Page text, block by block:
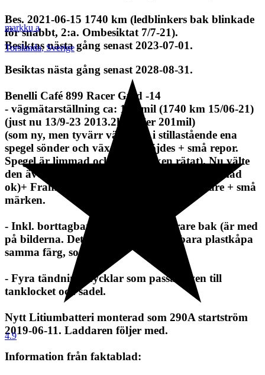
Bes. 2021-06-15 1740 km (ledblinkers bak blinkade
för snabbt, 2:a. Ombesiktat 7/7-21).
Besiktas nästa gång senast 2023-07-01.
Besiktas nästa gång senast 2028-08-31.
Benelli Café 899 Racer Guld -14
- vägmätarställning ca: 174 mil (1740 km 15/06-21)
(just nu 13/9-23 2013.2km eller 201mil)
(som ny, men tyvärr välte den i stillastående ena
spegel sönder och växelspak böjdes + små repor.
Spegel är limmad och växelspaken rätat). Nu välte
den även till andra sidan. Spegel sönder (limmad
ok)+ Frambromshantag blev ca 3 cm kortare + små
märken.
- Inkl. borttagbar sadel för passagerare bak (är med
på bilderna. Det finns även en utbytbara plastkåpa
samma färg, som cykel).
- Fyra tändningsnycklar som passar även till
tanklocket och sadel.
Nytt Litiumbatteri monterad som 290A startström
2019-06-11. Laddaren följer med.
Information från faktablad:
markku a
Torslanda, Sverige
4.9